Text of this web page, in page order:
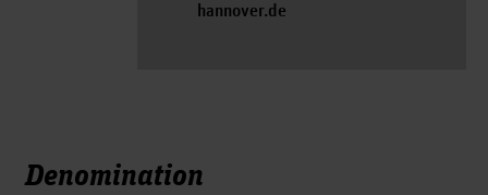
hannover.de
Denomination